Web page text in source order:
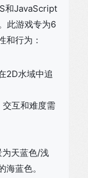
和JavaScript
此游戏专为6
和行为：
2D水域中追
交互和难度需
天蓝色/浅
蓝色。